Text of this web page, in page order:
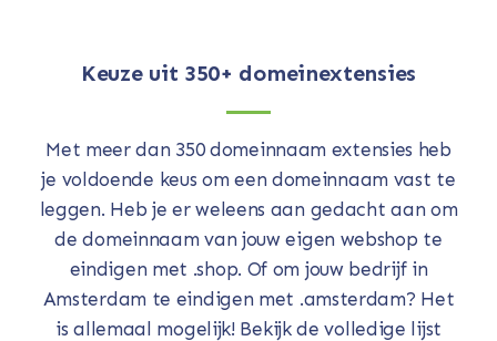
Keuze uit 350+ domeinextensies
Met meer dan 350 domeinnaam extensies heb
je voldoende keus om een domeinnaam vast te
leggen. Heb je er weleens aan gedacht aan om
de domeinnaam van jouw eigen webshop te
eindigen met .shop. Of om jouw bedrijf in
Amsterdam te eindigen met .amsterdam? Het
is allemaal mogelijk! Bekijk de volledige lijst